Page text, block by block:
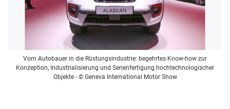
Vom Autobauer in die Rüstungsindustrie: begehrtes Know-how zur
Konzeption, Industrialisierung und Serienfertigung hochtechnologischer
Objekte- © Geneva International Motor Show